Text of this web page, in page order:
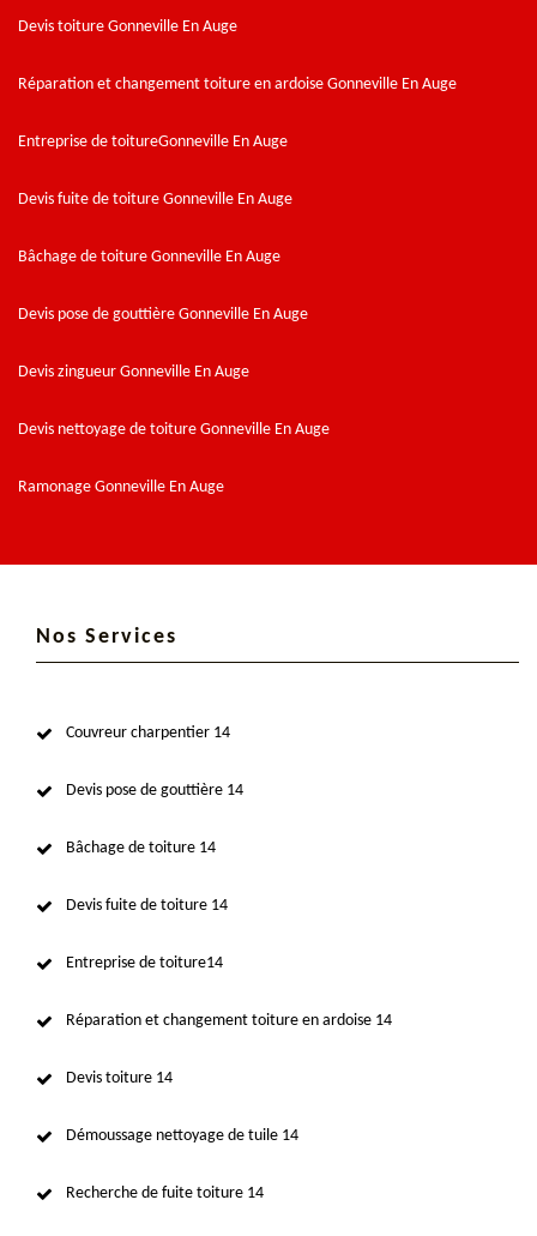
Devis toiture Gonneville En Auge
Réparation et changement toiture en ardoise Gonneville En Auge
Entreprise de toitureGonneville En Auge
Devis fuite de toiture Gonneville En Auge
Bâchage de toiture Gonneville En Auge
Devis pose de gouttière Gonneville En Auge
Devis zingueur Gonneville En Auge
Devis nettoyage de toiture Gonneville En Auge
Ramonage Gonneville En Auge
Nos Services
Couvreur charpentier 14
Devis pose de gouttière 14
Bâchage de toiture 14
Devis fuite de toiture 14
Entreprise de toiture14
Réparation et changement toiture en ardoise 14
Devis toiture 14
Démoussage nettoyage de tuile 14
Recherche de fuite toiture 14